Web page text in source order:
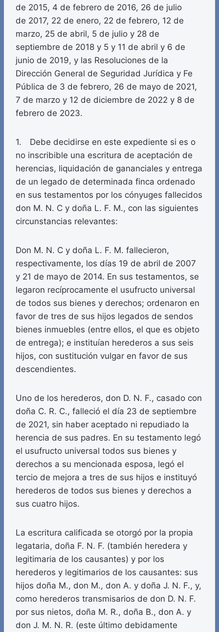
de 2015, 4 de febrero de 2016, 26 de julio
de 2017, 22 de enero, 22 de febrero, 12 de
marzo, 25 de abril, 5 de julio y 28 de
septiembre de 2018 y 5 y 11 de abril y 6 de
junio de 2019, y las Resoluciones de la
Dirección General de Seguridad Jurídica y Fe
Pública de 3 de febrero, 26 de mayo de 2021,
7 de marzo y 12 de diciembre de 2022 y 8 de
febrero de 2023.
1. Debe decidirse en este expediente si es o
no inscribible una escritura de aceptación de
herencias, liquidación de gananciales y entrega
de un legado de determinada finca ordenado
en sus testamentos por los cónyuges fallecidos
don M. N. C y doña L. F. M., con las siguientes
circunstancias relevantes:
Don M. N. C y doña L. F. M. fallecieron,
respectivamente, los días 19 de abril de 2007
y 21 de mayo de 2014. En sus testamentos, se
legaron recíprocamente el usufructo universal
de todos sus bienes y derechos; ordenaron en
favor de tres de sus hijos legados de sendos
bienes inmuebles (entre ellos, el que es objeto
de entrega); e instituían herederos a sus seis
hijos, con sustitución vulgar en favor de sus
descendientes.
Uno de los herederos, don D. N. F., casado con
doña C. R. C., falleció el día 23 de septiembre
de 2021, sin haber aceptado ni repudiado la
herencia de sus padres. En su testamento legó
el usufructo universal todos sus bienes y
derechos a su mencionada esposa, legó el
tercio de mejora a tres de sus hijos e instituyó
herederos de todos sus bienes y derechos a
sus cuatro hijos.
La escritura calificada se otorgó por la propia
legataria, doña F. N. F. (también heredera y
legitimaria de los causantes) y por los
herederos y legitimarios de los causantes: sus
hijos doña M., don M., don A. y doña J. N. F., y,
como herederos transmisarios de don D. N. F.
por sus nietos, doña M. R., doña B., don A. y
don J. M. N. R. (este último debidamente